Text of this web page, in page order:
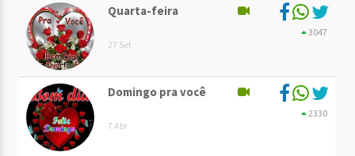
Quarta-feira
27 Set
3047
Domingo pra você
7 Abr
2330